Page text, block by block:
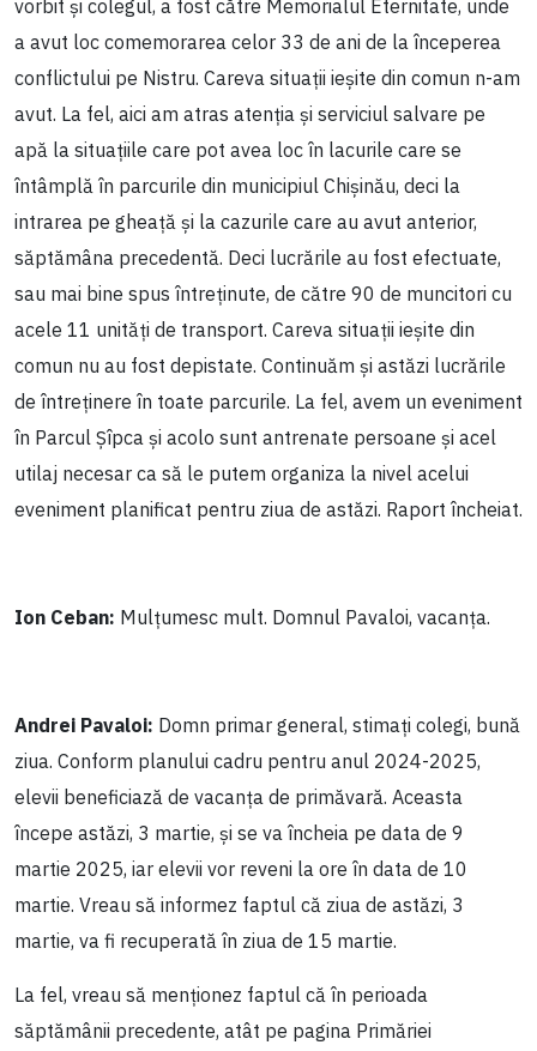
vorbit și colegul, a fost către Memorialul Eternitate, unde
a avut loc comemorarea celor 33 de ani de la începerea
conflictului pe Nistru. Careva situații ieșite din comun n-am
avut. La fel, aici am atras atenția și serviciul salvare pe
apă la situațiile care pot avea loc în lacurile care se
întâmplă în parcurile din municipiul Chișinău, deci la
intrarea pe gheață și la cazurile care au avut anterior,
săptămâna precedentă. Deci lucrările au fost efectuate,
sau mai bine spus întreținute, de către 90 de muncitori cu
acele 11 unități de transport. Careva situații ieșite din
comun nu au fost depistate. Continuăm și astăzi lucrările
de întreținere în toate parcurile. La fel, avem un eveniment
în Parcul Șîpca și acolo sunt antrenate persoane și acel
utilaj necesar ca să le putem organiza la nivel acelui
eveniment planificat pentru ziua de astăzi. Raport încheiat.
Ion Ceban: Mulțumesc mult. Domnul Pavaloi, vacanța.
Andrei Pavaloi: Domn primar general, stimați colegi, bună
ziua. Conform planului cadru pentru anul 2024-2025,
elevii beneficiază de vacanța de primăvară. Aceasta
începe astăzi, 3 martie, și se va încheia pe data de 9
martie 2025, iar elevii vor reveni la ore în data de 10
martie. Vreau să informez faptul că ziua de astăzi, 3
martie, va fi recuperată în ziua de 15 martie.
La fel, vreau să menționez faptul că în perioada
săptămânii precedente, atât pe pagina Primăriei